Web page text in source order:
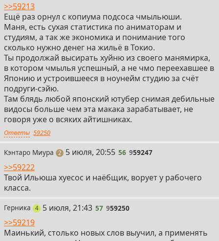
>>59213
Ещё раз орнул с копиума подсоса чмыльюши.
Маня, есть сухая статистика по аниматорам и
студиям, а так же экономика и понимание того
сколько нужно денег на жильё в Токио.
Ты продолжай высирать хуйню из своего манямирка,
в котором чмылья успешный, а не чмо переехавшее в
Японию и устроившееся в ноунейм студию за счёт
подруги-сэйю.
Там блядь любой японский ютубер снимая дебильные
видосы больше чем эта макака зарабатывает, не
говоря уже о всяких айтишниках.
Ответы 59250
Кэнтаро Миура 2поста
56
5 июля, 20:55 56 959247
>>59222
Твой Ильюша хуесос и наёбщик, ворует у рабочего
класса.
Герника 4поста
57
5 июля, 21:43 57 959250
>>59219
Маинький, столько новых слов выучил, а применять